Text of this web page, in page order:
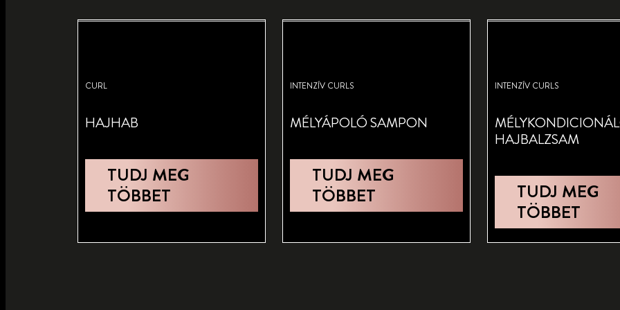
CURL
HAJHAB
TUDJ MEG
TÖBBET
INTENZÍV CURLS
MÉLYÁPOLÓ SAMPON
TUDJ MEG
TÖBBET
INTENZÍV CURLS
HAJBALZSAM
TUDJ MEG
TÖBBET